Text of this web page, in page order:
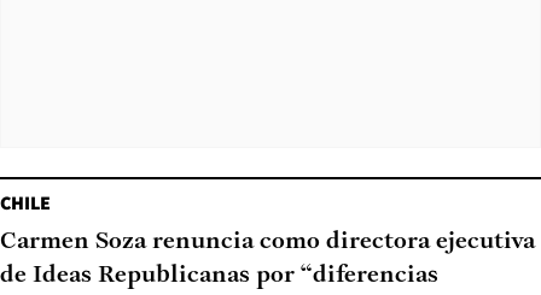
CHILE
Carmen Soza renuncia como directora ejecutiva
de Ideas Republicanas por “diferencias